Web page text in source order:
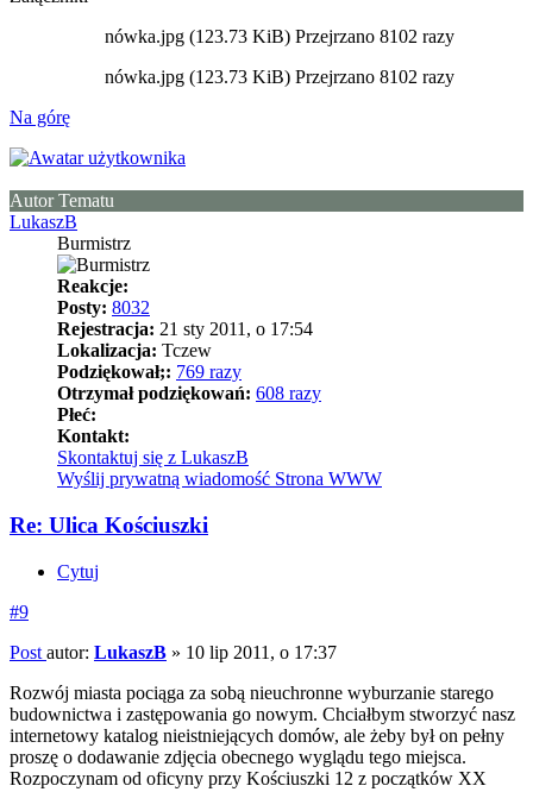
nówka.jpg (123.73 KiB) Przejrzano 8102 razy
nówka.jpg (123.73 KiB) Przejrzano 8102 razy
Na górę
Autor Tematu
LukaszB
Burmistrz
Reakcje:
Posty: 8032
Rejestracja: 21 sty 2011, o 17:54
Lokalizacja: Tczew
Podziękował;: 769 razy
Otrzymał podziękowań: 608 razy
Płeć:
Kontakt:
Skontaktuj się z LukaszB
Wyślij prywatną wiadomość Strona WWW
Re: Ulica Kościuszki
Cytuj
#9
Post autor: LukaszB » 10 lip 2011, o 17:37
Rozwój miasta pociąga za sobą nieuchronne wyburzanie starego
budownictwa i zastępowania go nowym. Chciałbym stworzyć nasz
internetowy katalog nieistniejących domów, ale żeby był on pełny
proszę o dodawanie zdjęcia obecnego wyglądu tego miejsca.
Rozpoczynam od oficyny przy Kościuszki 12 z początków XX